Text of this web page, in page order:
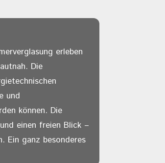
erleben
Die
und
können. Die
einen freien Blick –
Ein ganz besonderes